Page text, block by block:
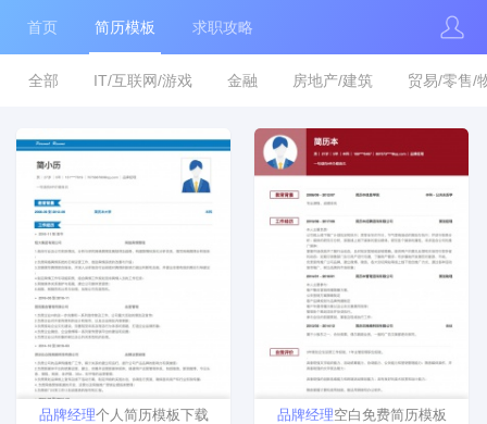
首页 简历模板 求职攻略
全部 IT/互联网/游戏 金融 房地产/建筑 贸易/零售/
品牌经理个人简历模板下载 品牌经理空白免费简历模板